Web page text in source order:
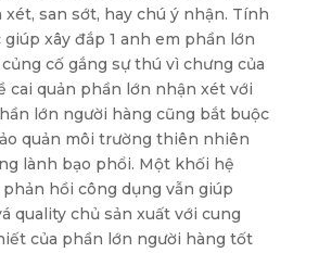
san sớt, hay chú ý nhận. Tính
xây đắp 1 anh em phần lớn
cố gắng sự thú vì chưng của
cai quản phần lớn nhận xét với
lớn người hàng cũng bắt buộc
quản môi trường thiên nhiên
lành bạo phổi. Một khối hệ
hồi công dụng vẫn giúp
quality chủ sản xuất với cung
của phần lớn người hàng tốt